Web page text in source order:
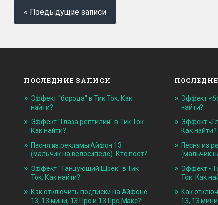
« Предыдущие записи
ПОСЛЕДНИЕ ЗАПИСИ
Эффект "борода" в Тик Ток. Как
найти?
Эффект "Глаза рептилии" в Тик Ток.
Как найти?
Песня из рекламы Айфон 13
(мальчик на велосипеде). Кто поёт?
Эффект "Танцующий Шрек" в Тик
Ток. Как найти?
Как отключить подписки на Айфоне
13, 13 мини, 13 Про и 13 Про Макс?
Эффект
найти?
Эффект
Как найти?
Песня из
(мальчик
Эффект
Ток. Как
Как
13, 13